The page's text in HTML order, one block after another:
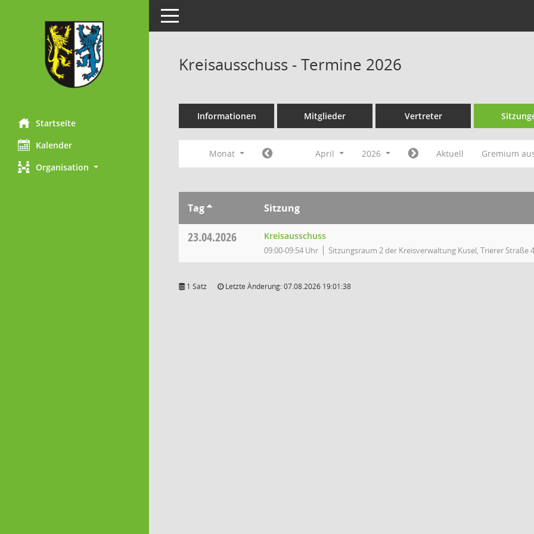
Startseite
Kalender
Organisation
Toggle navigation
Kreisausschuss - Termine 2026
Informationen Mitglieder Vertreter
Monat April 2026 Aktuell Gremium
Tag Sitzung
23.04.2026 Kreisausschuss
09:00-09:54 Uhr Sitzungsraum 2 der Kreisverwaltung Kusel, Trierer Straße
1 Satz Letzte Änderung: 07.08.2026 19:01:38